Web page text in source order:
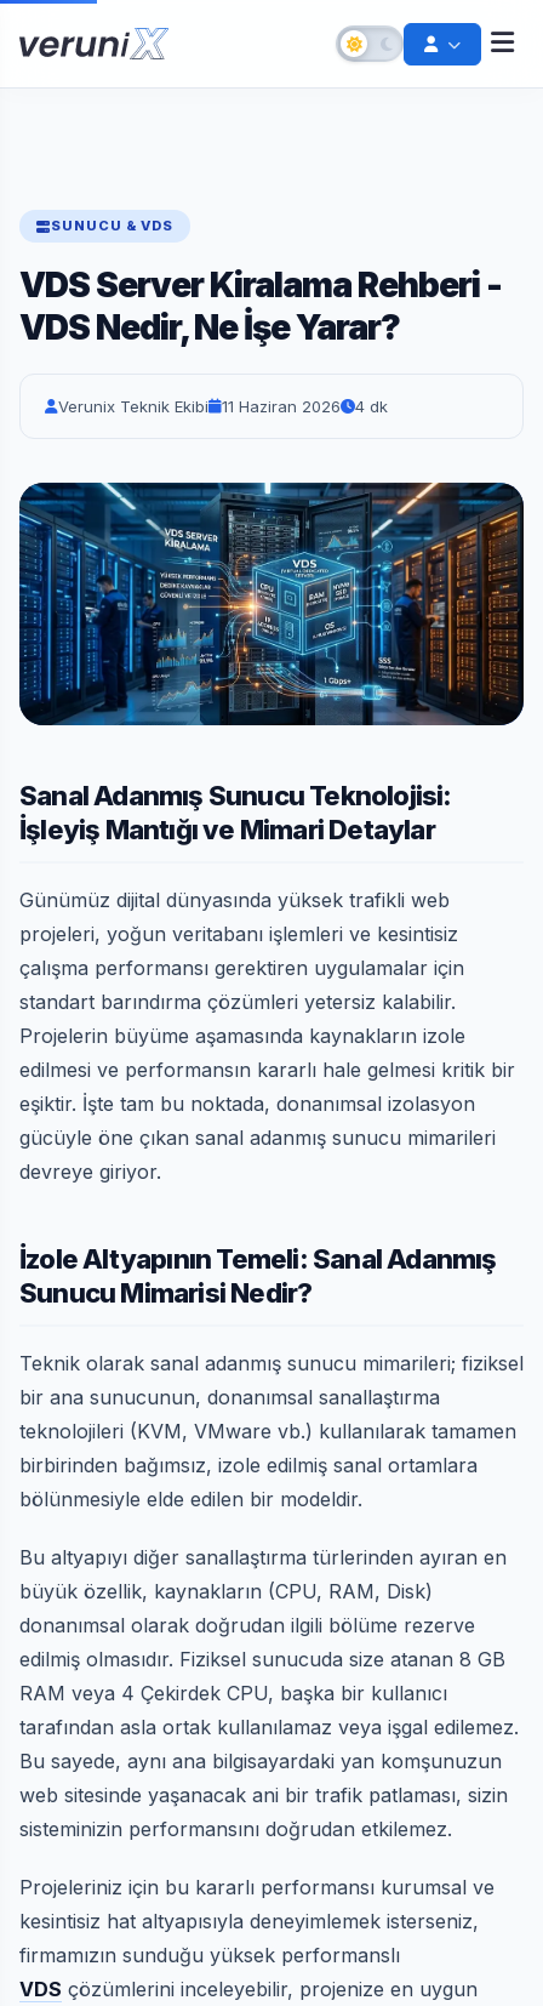
Şifremi Unuttum
Bize ulaşın
SUNUCU & VDS
VDS Server Kiralama Rehberi -
VDS Nedir, Ne İşe Yarar?
Verunix Teknik Ekibi 11 Haziran 2026 4 dk
Sanal Adanmış Sunucu Teknolojisi:
İşleyiş Mantığı ve Mimari Detaylar
Günümüz dijital dünyasında yüksek trafikli web
projeleri, yoğun veritabanı işlemleri ve kesintisiz
çalışma performansı gerektiren uygulamalar için
standart barındırma çözümleri yetersiz kalabilir.
Projelerin büyüme aşamasında kaynakların izole
edilmesi ve performansın kararlı hale gelmesi kritik bir
eşiktir. İşte tam bu noktada, donanımsal izolasyon
gücüyle öne çıkan sanal adanmış sunucu mimarileri
devreye giriyor.
İzole Altyapının Temeli: Sanal Adanmış
Sunucu Mimarisi Nedir?
Teknik olarak sanal adanmış sunucu mimarileri; fiziksel
bir ana sunucunun, donanımsal sanallaştırma
teknolojileri (KVM, VMware vb.) kullanılarak tamamen
birbirinden bağımsız, izole edilmiş sanal ortamlara
bölünmesiyle elde edilen bir modeldir.
Bu altyapıyı diğer sanallaştırma türlerinden ayıran en
büyük özellik, kaynakların (CPU, RAM, Disk)
donanımsal olarak doğrudan ilgili bölüme rezerve
edilmiş olmasıdır. Fiziksel sunucuda size atanan 8 GB
RAM veya 4 Çekirdek CPU, başka bir kullanıcı
tarafından asla ortak kullanılamaz veya işgal edilemez.
Bu sayede, aynı ana bilgisayardaki yan komşunuzun
web sitesinde yaşanacak ani bir trafik patlaması, sizin
sisteminizin performansını doğrudan etkilemez.
Projeleriniz için bu kararlı performansı kurumsal ve
kesintisiz hat altyapısıyla deneyimlemek isterseniz,
firmamızın sunduğu yüksek performanslı
VDS çözümlerini inceleyebilir, projenize en uygun